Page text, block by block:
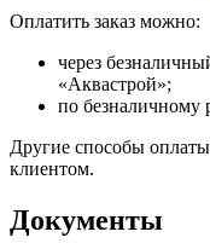
Оплатить заказ можно:
через
«Аквастрой»;
по безналичному
Другие способы
клиентом.
Документы